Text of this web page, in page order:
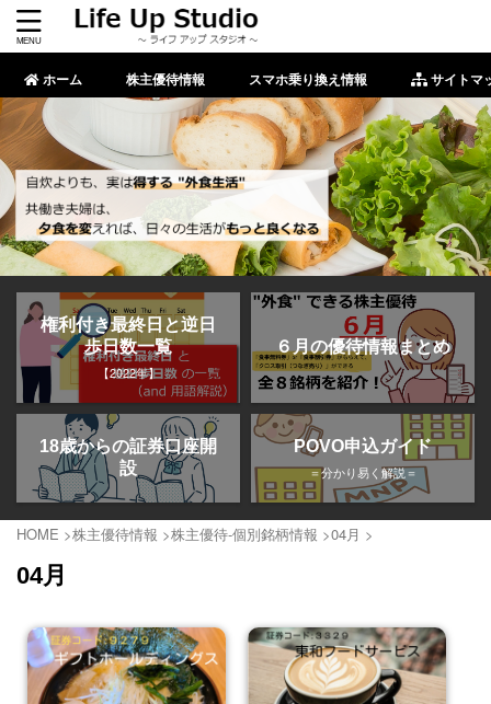
ホーム 株主優待情報 スマホ乗り換え情報 サイトマ
権利付き最終日と逆日
歩日数一覧
【2022年】
６月の優待情報まとめ
18歳からの証券口座開
設
POVO申込ガイド
＝分かり易く解説＝
HOME >株主優待情報 >株主優待-個別銘柄情報 >04月 >
04月